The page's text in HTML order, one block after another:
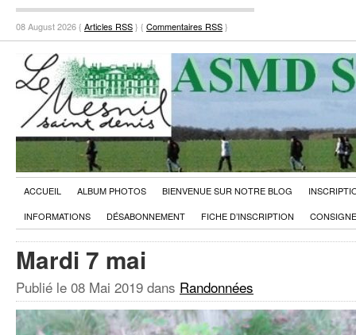
08 August 2026 { Articles RSS} { Commentaires RSS}
ACCUEIL ALBUM PHOTOS BIENVENUE SUR NOTRE BLOG
INFORMATIONS
DÉSABONNEMENT FICHE D’INSCRIPTION
Mardi 7 mai
Publié le 08 Mai 2019 dans Randonnées